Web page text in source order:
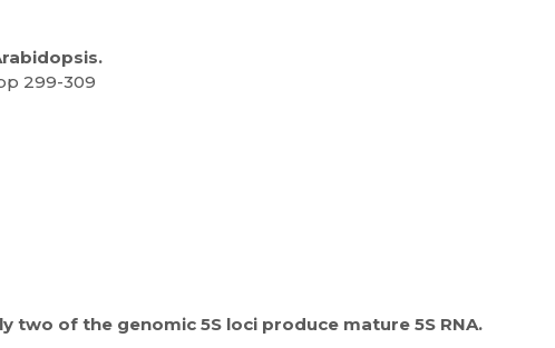
299-309
two of the genomic 5S loci produce mature 5S RNA.